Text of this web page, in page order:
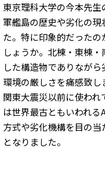
東京理科大学の今本先生
軍艦島の歴史や劣化の
た。特に印象的だった
しょうか。北棟・東棟
した構造物でありなが
環境の厳しさを痛感致
関東大震災以前に使わ
は世界最古ともいわれ
方式や劣化機構を目の
となりました。